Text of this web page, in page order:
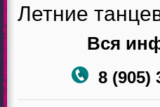
Летние
Вся
8 (905)